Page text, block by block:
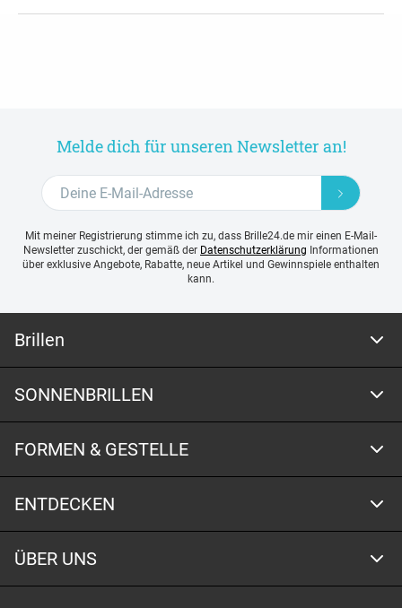
Melde dich für unseren Newsletter an!
Mit meiner Registrierung stimme ich zu, dass Brille24.de mir einen E-Mail-
Newsletter zuschickt, der gemäß der Datenschutzerklärung Informationen
über exklusive Angebote, Rabatte, neue Artikel und Gewinnspiele enthalten
kann.
Brillen
SONNENBRILLEN
FORMEN & GESTELLE
ENTDECKEN
ÜBER UNS